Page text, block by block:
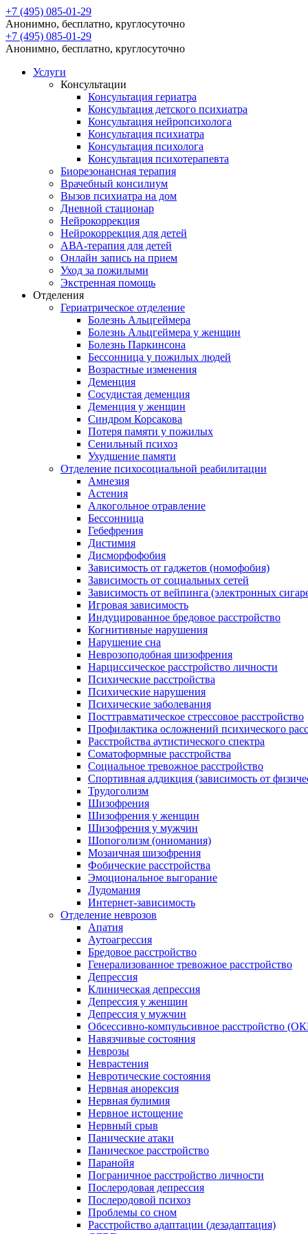
+7 (495) 085-01-29
Анонимно, бесплатно, круглосуточно
+7 (495) 085-01-29
Анонимно, бесплатно, круглосуточно
Услуги
Консультации
Консультация гериатра
Консультация детского психиатра
Консультация нейропсихолога
Консультация психиатра
Консультация психолога
Консультация психотерапевта
Биорезонансная терапия
Врачебный консилиум
Вызов психиатра на дом
Дневной стационар
Нейрокоррекция
Нейрокоррекция для детей
АВА-терапия для детей
Онлайн запись на прием
Уход за пожилыми
Экстренная помощь
Отделения
Гериатрическое отделение
Болезнь Альцгеймера
Болезнь Альцгеймера у женщин
Болезнь Паркинсона
Бессонница у пожилых людей
Возрастные изменения
Деменция
Сосудистая деменция
Деменция у женщин
Синдром Корсакова
Потеря памяти у пожилых
Сенильный психоз
Ухудшение памяти
Отделение психосоциальной реабилитации
Амнезия
Астения
Алкогольное отравление
Бессонница
Гебефрения
Дистимия
Дисморфофобия
Зависимость от гаджетов (номофобия)
Зависимость от социальных сетей
Зависимость от вейпинга (электронных
Игровая зависимость
Индуцированное бредовое расстройство
Когнитивные нарушения
Нарушение сна
Неврозоподобная шизофрения
Нарциссическое расстройство личности
Психические расстройства
Психические нарушения
Психические заболевания
Посттравматическое стрессовое расстройство
Профилактика осложнений психического
Расстройства аутистического спектра
Соматоформные расстройства
Социальное тревожное расстройство
Спортивная аддикция (зависимость от
Трудоголизм
Шизофрения
Шизофрения у женщин
Шизофрения у мужчин
Шопоголизм (ониомания)
Мозаичная шизофрения
Фобические расстройства
Эмоциональное выгорание
Лудомания
Интернет-зависимость
Отделение неврозов
Апатия
Аутоагрессия
Бредовое расстройство
Генерализованное тревожное расстройство
Депрессия
Клиническая депрессия
Депрессия у женщин
Депрессия у мужчин
Обсессивно-компульсивное расстройство
Навязчивые состояния
Неврозы
Неврастения
Невротические состояния
Нервная анорексия
Нервная булимия
Нервное истощение
Нервный срыв
Панические атаки
Паническое расстройство
Паранойя
Пограничное расстройство личности
Послеродовая депрессия
Послеродовой психоз
Проблемы со сном
Расстройство адаптации (дезадаптация)